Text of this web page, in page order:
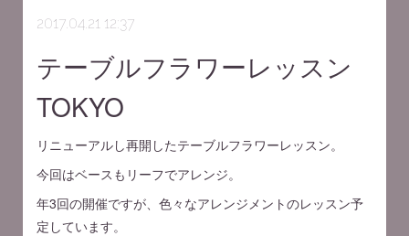
2017.04.21 12:37
テーブルフラワーレッスン
TOKYO
リニューアルし再開したテーブルフラワーレッスン。
今回はベースもリーフでアレンジ。
年3回の開催ですが、色々なアレンジメントのレッスン予
定しています。